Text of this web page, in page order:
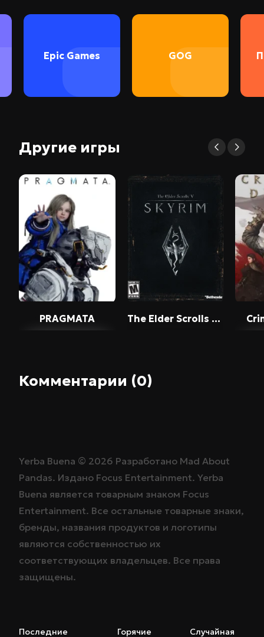
Epic Games GOG
Другие игры
PRAGMATA The Elder Scrolls V: Skyrim - Legendary Edition
Комментарии (0)
Yerba Buena © 2026 Разработано Mad About
Pandas. Издано Focus Entertainment. Yerba
Buena является товарным знаком Focus
Entertainment. Все остальные товарные знаки,
бренды, названия продуктов и логотипы
являются собственностью их
соответствующих владельцев. Все права
защищены.
Последние
Горячие
Случайная